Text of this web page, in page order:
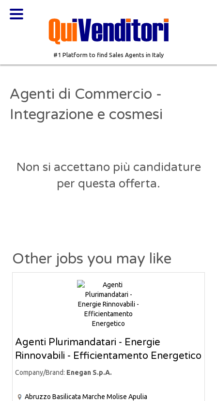
#1 Platform to find Sales Agents in Italy
Agenti di Commercio -
Integrazione e cosmesi
Non si accettano più candidature
per questa offerta.
Other jobs you may like
Agenti Plurimandatari - Energie
Rinnovabili - Efficientamento Energetico
Company/Brand: Enegan S.p.A.
Abruzzo Basilicata Marche Molise Apulia